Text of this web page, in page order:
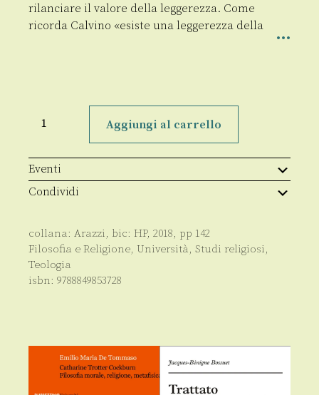
rilanciare il valore della leggerezza. Come
ricorda Calvino «esiste una leggerezza della
leggerezza
Aggiungi al carrello
Eventi
Condividi
collana: Arazzi, bic: HP, 2018, pp 142
Filosofia e Religione, Università, Studi religiosi,
Teologia
isbn: 9788849853728